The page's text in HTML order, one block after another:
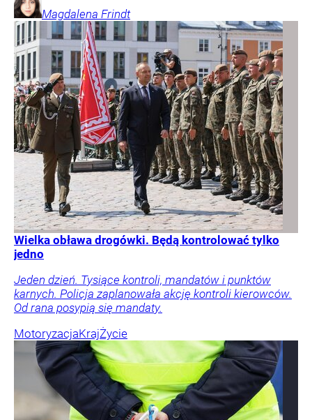
Magdalena Frindt
Wielka obława drogówki. Będą kontrolować tylko
jedno
Jeden dzień. Tysiące kontroli, mandatów i punktów
karnych. Policja zaplanowała akcję kontroli kierowców.
Od rana posypią się mandaty.
MotoryzacjaKrajŻycie